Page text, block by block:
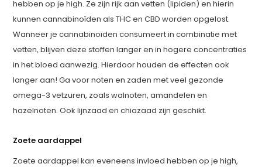
hebben op je high. Ze zijn rijk aan vetten (lipiden) en hierin
kunnen cannabinoïden als THC en CBD worden opgelost.
Wanneer je cannabinoïden consumeert in combinatie met
vetten, blijven deze stoffen langer en in hogere concentraties
in het bloed aanwezig. Hierdoor houden de effecten ook
langer aan! Ga voor noten en zaden met veel gezonde
omega-3 vetzuren, zoals walnoten, amandelen en
hazelnoten. Ook lijnzaad en chiazaad zijn geschikt.
Zoete aardappel
Zoete aardappel kan eveneens invloed hebben op je high,